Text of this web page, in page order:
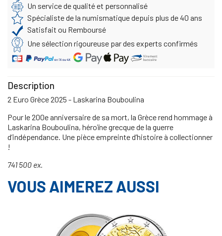
Un service de qualité et personnalisé
Spécialiste de la numismatique depuis plus de 40 ans
Satisfait ou Remboursé
Une sélection rigoureuse par des experts confirmés
Description
2 Euro Grèce 2025 - Laskarina Bouboulina
Pour le 200e anniversaire de sa mort, la Grèce rend hommage à
Laskarina Bouboulina, héroïne grecque de la guerre
d’indépendance. Une pièce empreinte d’histoire à collectionner
!
741 500 ex.
VOUS AIMEREZ AUSSI